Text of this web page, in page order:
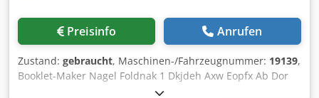
Preisinfo Anrufen
Zustand: gebraucht, Maschinen-/Fahrzeugnummer: 19139,
Booklet-Maker Nagel Foldnak 1 Dkjdeh Axw Eopfx Ab Dor
Online-Video-Inspection by Skype-Video We would be very